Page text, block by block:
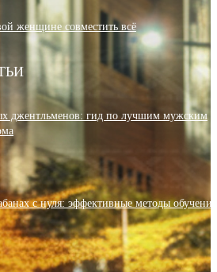
женщине совместить всё
джентльменов: гид по лучшим мужским
с нуля: эффективные методы